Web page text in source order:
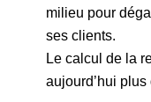
milieu pour
ses clients.
Le calcul de la
aujourd’hui